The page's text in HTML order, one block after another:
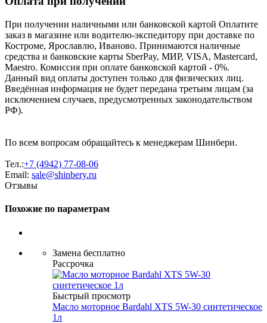
При получении наличными или банковской картой Оплатите
заказ в магазине или водителю-экспедитору при доставке по
Костроме, Ярославлю, Иваново. Принимаются наличные
средства и банковские карты SberPay, МИР, VISA, Mastercard,
Maestro. Комиссия при оплате банковской картой - 0%.
Данный вид оплаты доступен только для физических лиц.
Введённая информация не будет передана третьим лицам (за
исключением случаев, предусмотренных законодательством
РФ).
По всем вопросам обращайтесь к менеджерам Шинбери.
Тел.:+7 (4942) 77-08-06
Email: sale@shinbery.ru
Отзывы
Похожие по параметрам
Замена бесплатно
Рассрочка
Быстрый просмотр
Масло мотоpное Bardahl XTS 5W-30 синтетическое
1л